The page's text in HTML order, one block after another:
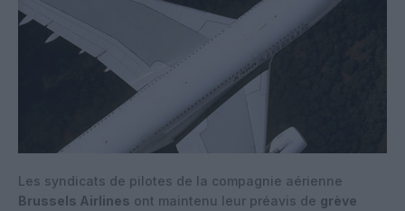
Les syndicats de pilotes de la compagnie aérienne
Brussels Airlines ont maintenu leur préavis de grève